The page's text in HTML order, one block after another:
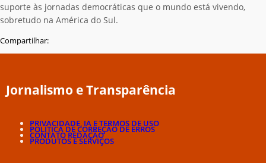
suporte às jornadas democráticas que o mundo está vivendo,
sobretudo na América do Sul.
Compartilhar:
Jornalismo e Transparência
PRIVACIDADE, IA E TERMOS DE USO
POLÍTICA DE CORREÇÃO DE ERROS
CONTATO REDAÇÃO
PRODUTOS E SERVIÇOS